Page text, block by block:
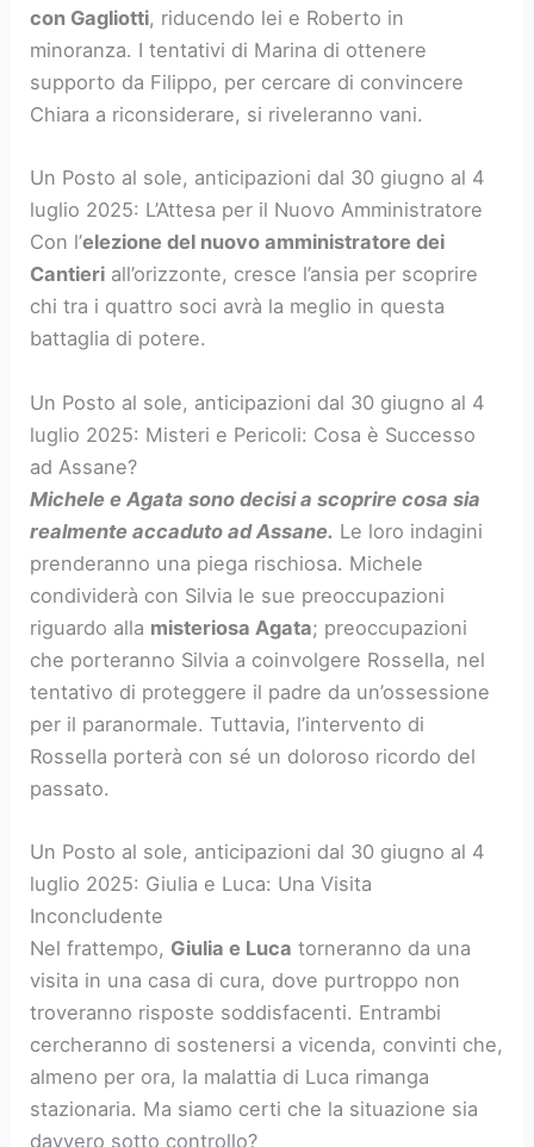
con Gagliotti, riducendo lei e Roberto in
minoranza. I tentativi di Marina di ottenere
supporto da Filippo, per cercare di convincere
Chiara a riconsiderare, si riveleranno vani.
Un Posto al sole, anticipazioni dal 30 giugno al 4
luglio 2025: L’Attesa per il Nuovo Amministratore
Con l’elezione del nuovo amministratore dei
Cantieri all’orizzonte, cresce l’ansia per scoprire
chi tra i quattro soci avrà la meglio in questa
battaglia di potere.
Un Posto al sole, anticipazioni dal 30 giugno al 4
luglio 2025: Misteri e Pericoli: Cosa è Successo
ad Assane?
Michele e Agata sono decisi a scoprire cosa sia
realmente accaduto ad Assane. Le loro indagini
prenderanno una piega rischiosa. Michele
condividerà con Silvia le sue preoccupazioni
riguardo alla misteriosa Agata; preoccupazioni
che porteranno Silvia a coinvolgere Rossella, nel
tentativo di proteggere il padre da un’ossessione
per il paranormale. Tuttavia, l’intervento di
Rossella porterà con sé un doloroso ricordo del
passato.
Un Posto al sole, anticipazioni dal 30 giugno al 4
luglio 2025: Giulia e Luca: Una Visita
Inconcludente
Nel frattempo, Giulia e Luca torneranno da una
visita in una casa di cura, dove purtroppo non
troveranno risposte soddisfacenti. Entrambi
cercheranno di sostenersi a vicenda, convinti che,
almeno per ora, la malattia di Luca rimanga
stazionaria. Ma siamo certi che la situazione sia
davvero sotto controllo?